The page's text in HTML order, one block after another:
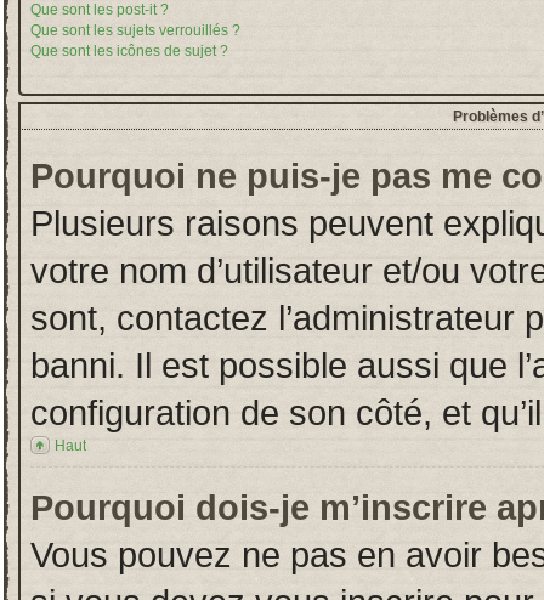
Que sont les post-it ?
Que sont les sujets verrouillés ?
Que sont les icônes de sujet ?
Problèmes
Pourquoi ne puis-je pas me
Plusieurs raisons peuvent
votre nom d’utilisateur et/ou
sont, contactez l’administrateur
banni. Il est possible aussi que
configuration de son côté, et
Haut
Pourquoi dois-je m’inscrire
Vous pouvez ne pas en avoir